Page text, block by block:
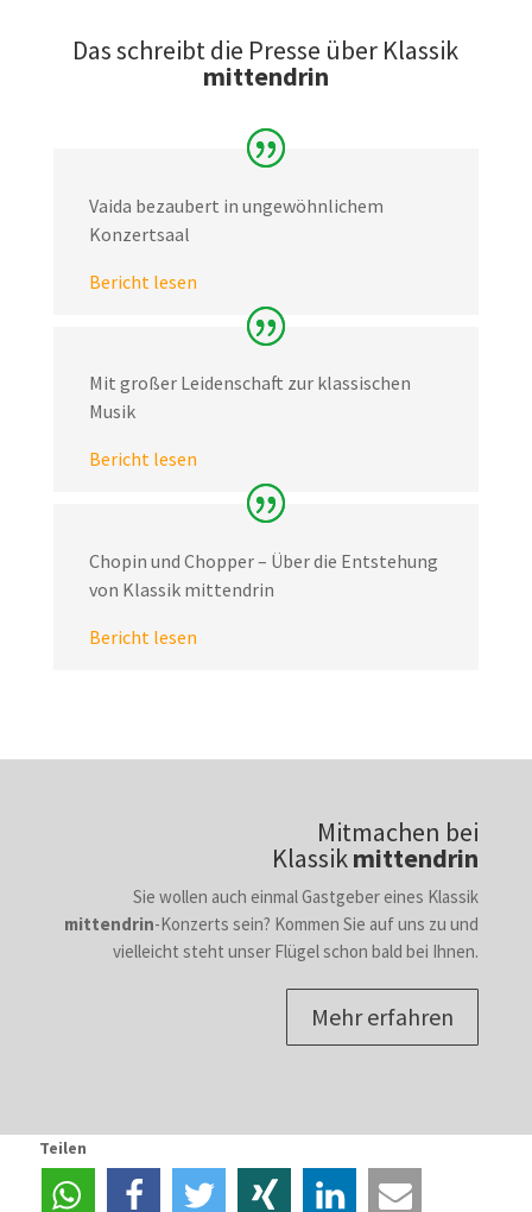
Das schreibt die Presse über Klassik
mittendrin
Vaida bezaubert in ungewöhnlichem
Konzertsaal
Bericht lesen
Mit großer Leidenschaft zur klassischen
Musik
Bericht lesen
Chopin und Chopper – Über die Entstehung
von Klassik mittendrin
Bericht lesen
Mitmachen bei
Klassikmittendrin
Sie wollen auch einmal Gastgeber eines Klassik
mittendrin-Konzerts sein? Kommen Sie auf uns zu und
vielleicht steht unser Flügel schon bald bei Ihnen.
Mehr erfahren
Teilen